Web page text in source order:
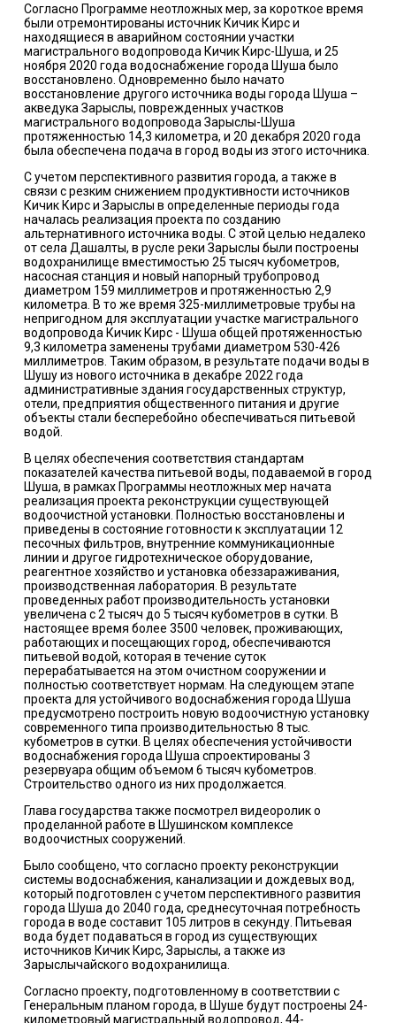
Согласно Программе неотложных мер, за короткое время
были отремонтированы источник Кичик Кирс и
находящиеся в аварийном состоянии участки
магистрального водопровода Кичик Кирс-Шуша, и 25
ноября 2020 года водоснабжение города Шуша было
восстановлено. Одновременно было начато
восстановление другого источника воды города Шуша –
акведука Зарыслы, поврежденных участков
магистрального водопровода Зарыслы-Шуша
протяженностью 14,3 километра, и 20 декабря 2020 года
была обеспечена подача в город воды из этого источника.
С учетом перспективного развития города, а также в
связи с резким снижением продуктивности источников
Кичик Кирс и Зарыслы в определенные периоды года
началась реализация проекта по созданию
альтернативного источника воды. С этой целью недалеко
от села Дашалты, в русле реки Зарыслы были построены
водохранилище вместимостью 25 тысяч кубометров,
насосная станция и новый напорный трубопровод
диаметром 159 миллиметров и протяженностью 2,9
километра. В то же время 325-миллиметровые трубы на
непригодном для эксплуатации участке магистрального
водопровода Кичик Кирс - Шуша общей протяженностью
9,3 километра заменены трубами диаметром 530-426
миллиметров. Таким образом, в результате подачи воды в
Шушу из нового источника в декабре 2022 года
административные здания государственных структур,
отели, предприятия общественного питания и другие
объекты стали бесперебойно обеспечиваться питьевой
водой.
В целях обеспечения соответствия стандартам
показателей качества питьевой воды, подаваемой в город
Шуша, в рамках Программы неотложных мер начата
реализация проекта реконструкции существующей
водоочистной установки. Полностью восстановлены и
приведены в состояние готовности к эксплуатации 12
песочных фильтров, внутренние коммуникационные
линии и другое гидротехническое оборудование,
реагентное хозяйство и установка обеззараживания,
производственная лаборатория. В результате
проведенных работ производительность установки
увеличена с 2 тысяч до 5 тысяч кубометров в сутки. В
настоящее время более 3500 человек, проживающих,
работающих и посещающих город, обеспечиваются
питьевой водой, которая в течение суток
перерабатывается на этом очистном сооружении и
полностью соответствует нормам. На следующем этапе
проекта для устойчивого водоснабжения города Шуша
предусмотрено построить новую водоочистную установку
современного типа производительностью 8 тыс.
кубометров в сутки. В целях обеспечения устойчивости
водоснабжения города Шуша спроектированы 3
резервуара общим объемом 6 тысяч кубометров.
Строительство одного из них продолжается.
Глава государства также посмотрел видеоролик о
проделанной работе в Шушинском комплексе
водоочистных сооружений.
Было сообщено, что согласно проекту реконструкции
системы водоснабжения, канализации и дождевых вод,
который подготовлен с учетом перспективного развития
города Шуша до 2040 года, среднесуточная потребность
города в воде составит 105 литров в секунду. Питьевая
вода будет подаваться в город из существующих
источников Кичик Кирс, Зарыслы, а также из
Зарыслычайского водохранилища.
Согласно проекту, подготовленному в соответствии с
Генеральным планом города, в Шуше будут построены 24-
километровый магистральный водопровод, 44-